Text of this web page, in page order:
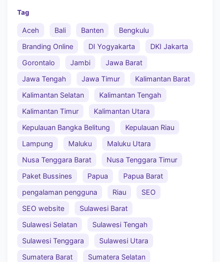
Tag
Aceh Bali Banten
Bengkulu
Branding Online
DI Yogyakarta
DKI Jakarta
Gorontalo
Jambi
Jawa Barat
Jawa Tengah
Jawa Timur
Kalimantan Barat
Kalimantan Selatan
Kalimantan Tengah
Kalimantan Timur
Kalimantan Utara
Kepulauan Bangka Belitung
Kepulauan Riau
Lampung
Maluku
Maluku Utara
Nusa Tenggara Barat
Nusa Tenggara Timur
Paket Bussines
Papua
Papua Barat
pengalaman pengguna
Riau
SEO
SEO website
Sulawesi Barat
Sulawesi Selatan
Sulawesi Tengah
Sulawesi Tenggara
Sulawesi Utara
Sumatera Barat
Sumatera Selatan